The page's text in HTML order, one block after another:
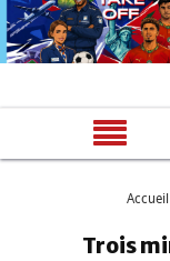
Accueil
Trois